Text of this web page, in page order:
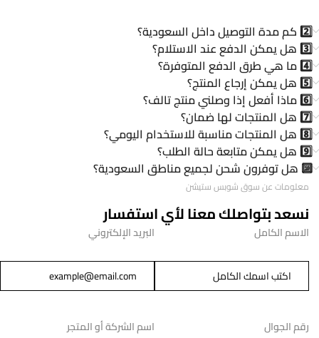
2️⃣ كم مدة التوصيل داخل السعودية؟
3️⃣ هل يمكن الدفع عند الاستلام؟
4️⃣ ما هي طرق الدفع المتوفرة؟
5️⃣ هل يمكن إرجاع المنتج؟
6️⃣ ماذا أفعل إذا وصلني منتج تالف؟
7️⃣ هل المنتجات لها ضمان؟
8️⃣ هل المنتجات مناسبة للاستخدام اليومي؟
9️⃣ هل يمكن متابعة حالة الطلب؟
🔟 هل توفرون شحن لجميع مناطق السعودية؟
معلومات عن سوق شوبس ستيشن
نسعد بتواصلك معنا لأي استفسار
الاسم الكامل البريد الإلكتروني
رقم الجوال اسم الشركة أو المتجر